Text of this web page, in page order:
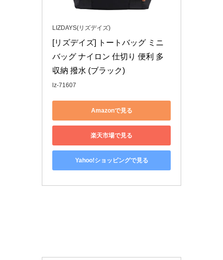
LIZDAYS(リズデイズ)
[リズデイズ] トートバッグ ミニ
バッグ ナイロン 仕切り 便利 多
収納 撥水 (ブラック)
lz-71607
Amazonで見る
楽天市場で見る
Yahoo!ショッピングで見る